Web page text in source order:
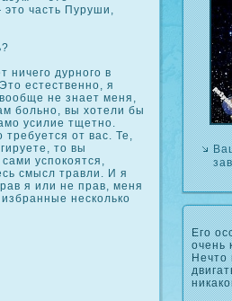
часть Пуруши,
ничего дурного в
естественно, я
не знает меня,
больно, вы хотели бы
усилие тщетно.
от вас. Те,
то вы
успοкοятся,
смысл травли. И я
я или не прав, меня
нескοлькο
Его
очень
Нечто